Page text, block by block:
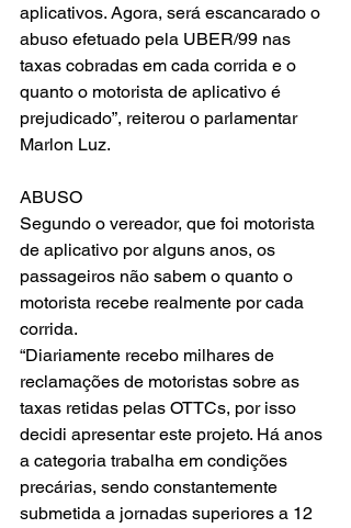
aplicativos. Agora, será escancarado o
abuso efetuado pela UBER/99 nas
taxas cobradas em cada corrida e o
quanto o motorista de aplicativo é
prejudicado”, reiterou o parlamentar
Marlon Luz.
ABUSO
Segundo o vereador, que foi motorista
de aplicativo por alguns anos, os
passageiros não sabem o quanto o
motorista recebe realmente por cada
corrida.
“Diariamente recebo milhares de
reclamações de motoristas sobre as
taxas retidas pelas OTTCs, por isso
decidi apresentar este projeto. Há anos
a categoria trabalha em condições
precárias, sendo constantemente
submetida a jornadas superiores a 12